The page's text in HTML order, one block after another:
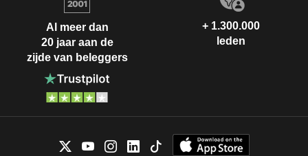
Al meer dan
20 jaar aan de
zijde van beleggers
+ 1.300.000
leden